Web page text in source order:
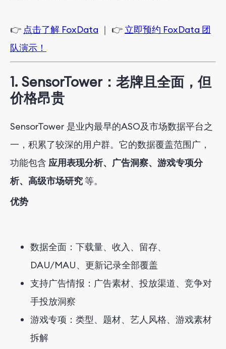
👉 点击了解 FoxData ｜ 👉 立即预约 FoxData 团
队演示！
1. SensorTower：老牌且全面，但
价格昂贵
SensorTower 是业内最早的ASO及市场数据平台之
一，积累了较深的用户群。它的数据覆盖范围广，
功能包含 应用表现分析、广告洞察、游戏专项分
析、高级市场研究等。
优势
数据全面：下载量、收入、留存、
DAU/MAU、更新记录全部覆盖
支持广告情报：广告素材、投放渠道、竞争对
手投放洞察
游戏专项：类型、题材、艺人风格、游戏素材
拆解